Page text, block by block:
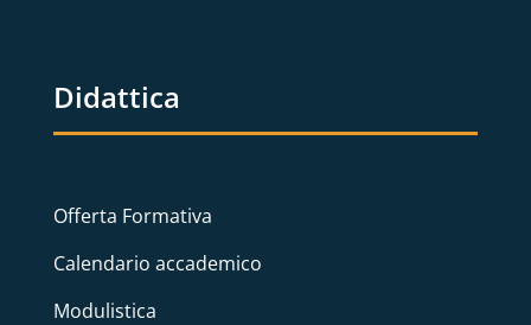
Didattica
Offerta Formativa
Calendario accademico
Modulistica